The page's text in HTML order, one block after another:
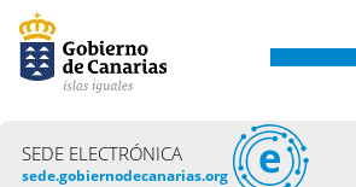
SEDE ELECTRÓNICA
sede.gobiernodecanarias.org